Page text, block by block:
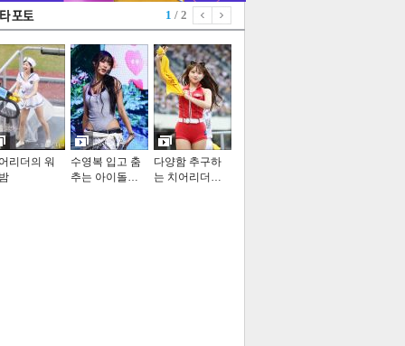
1 / 2
리더의 워
수영복 입고 춤
추는 아이돌…
다양함 추구하
는 치어리더…